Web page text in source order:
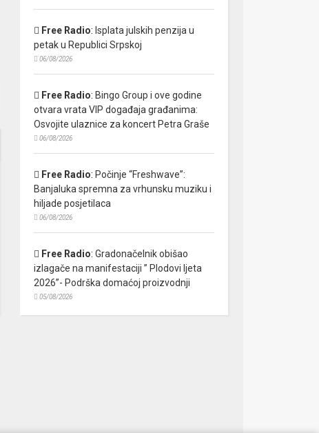
Free Radio: Isplata julskih penzija u
petak u Republici Srpskoj
06/08/2026
Free Radio: Bingo Group i ove godine
otvara vrata VIP događaja građanima:
Osvojite ulaznice za koncert Petra Graše
06/08/2026
Free Radio: Počinje “Freshwave”:
Banjaluka spremna za vrhunsku muziku i
hiljade posjetilaca
06/08/2026
Free Radio: Gradonačelnik obišao
izlagače na manifestaciji ” Plodovi ljeta
2026”- Podrška domaćoj proizvodnji
05/08/2026